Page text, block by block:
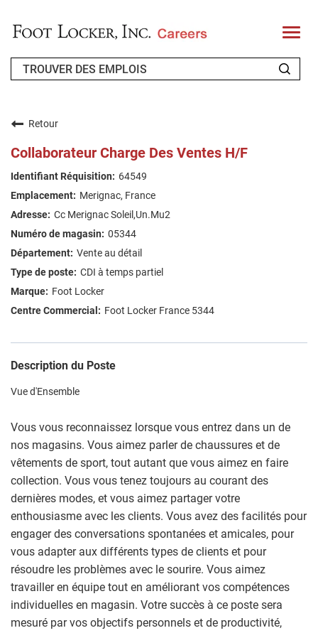
T
o
l
FAQ
RECHERCHE DE TRAVAIL
Retour
Collaborateur Charge Des Ventes H/F
64549
Merignac, France
Cc Merignac Soleil,Un.Mu2
05344
Vente au détail
CDI à temps partiel
Foot Locker
Foot Locker France 5344
Description du Poste
Vue d'Ensemble
Vous vous reconnaissez lorsque vous entrez dans un de
nos magasins. Vous aimez parler de chaussures et de
vêtements de sport, tout autant que vous aimez en faire
collection. Vous vous tenez toujours au courant des
dernières modes, et vous aimez partager votre
enthousiasme avec les clients. Vous avez des facilités pour
engager des conversations spontanées et amicales, pour
vous adapter aux différents types de clients et pour
résoudre les problèmes avec le sourire. Vous aimez
travailler en équipe tout en améliorant vos compétences
individuelles en magasin. Votre succès à ce poste sera
mesuré par vos objectifs personnels et de productivité,